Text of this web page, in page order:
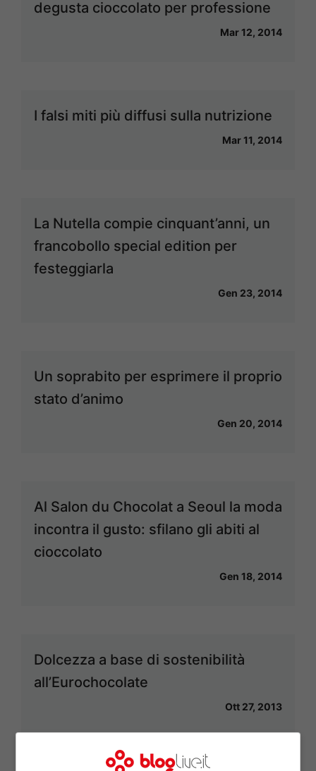
degusta cioccolato per professione
Mar 12, 2014
I falsi miti più diffusi sulla nutrizione
Mar 11, 2014
La Nutella compie cinquant’anni, un
francobollo special edition per
festeggiarla
Gen 23, 2014
Un soprabito per esprimere il proprio
stato d’animo
Gen 20, 2014
Al Salon du Chocolat a Seoul la moda
incontra il gusto: sfilano gli abiti al
cioccolato
Gen 18, 2014
Dolcezza a base di sostenibilità
all’Eurochocolate
Ott 27, 2013